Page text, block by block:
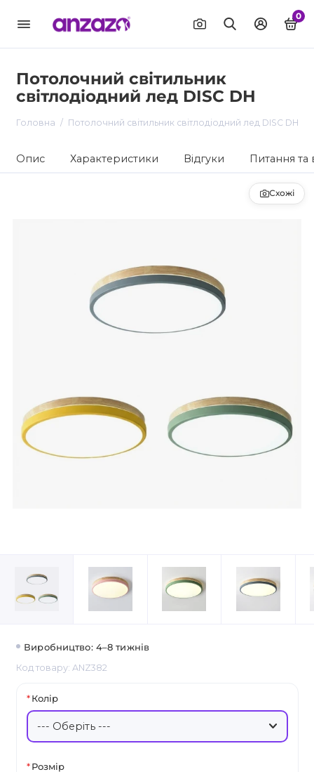
0
Потолочний світильник
світлодіодний лед DISC DH
Головна Потолочний світильник світлодіодний лед DISC DH
Опис Характеристики Відгуки Питання та
Схожі
Виробництво: 4–8 тижнів
Код товару: ANZ382
Колір
Розмір